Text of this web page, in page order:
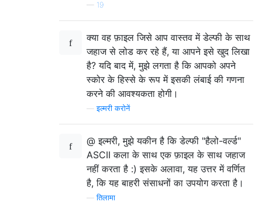
— 19
क्या वह फ़ाइल जिसे आप वास्तव में डेल्फी के साथ
जहाज से लोड कर रहे हैं, या आपने इसे खुद लिखा
है? यदि बाद में, मुझे लगता है कि आपको अपने
स्कोर के हिस्से के रूप में इसकी लंबाई की गणना
करने की आवश्यकता होगी।
—इल्मरी करोनें
@ इल्मरी, मुझे यकीन है कि डेल्फी "हैलो-वर्ल्ड"
ASCII कला के साथ एक फ़ाइल के साथ जहाज
नहीं करता है :) इसके अलावा, यह उत्तर में वर्णित
है, कि यह बाहरी संसाधनों का उपयोग करता है।
—तिलामा